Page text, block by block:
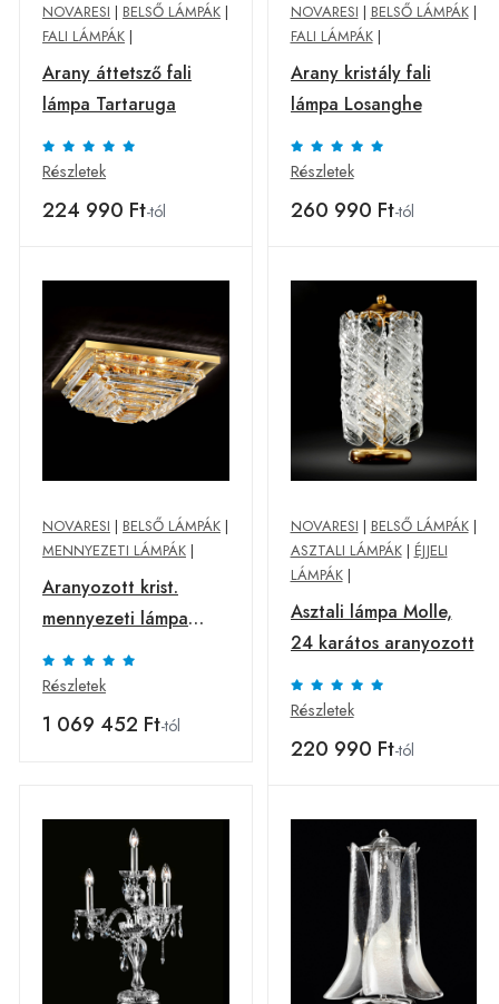
NOVARESI | BELSŐ LÁMPÁK |
FALI LÁMPÁK |
Arany áttetsző fali
lámpa Tartaruga
Részletek
224 990 Ft-tól
NOVARESI | BELSŐ LÁMPÁK|
FALI LÁMPÁK|
Arany kristály fali
lámpa Losanghe
Részletek
260 990 Ft-tól
NOVARESI | BELSŐ LÁMPÁK |
MENNYEZETI LÁMPÁK |
Aranyozott krist.
mennyezeti lámpa
Losanghe, 55cm
Részletek
1 069 452 Ft-tól
NOVARESI | BELSŐ LÁMPÁK|
ASZTALI LÁMPÁK| ÉJJELI
LÁMPÁK|
Asztali lámpa Molle,
24 karátos aranyozott
Részletek
220 990 Ft-tól